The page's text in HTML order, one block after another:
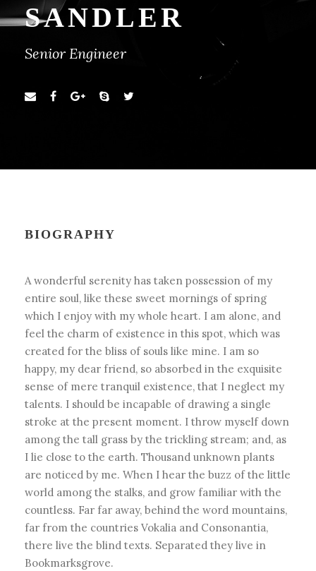
SANDLER
Senior Engineer
BIOGRAPHY
A wonderful serenity has taken possession of my
entire soul, like these sweet mornings of spring
which I enjoy with my whole heart. I am alone, and
feel the charm of existence in this spot, which was
created for the bliss of souls like mine. I am so
happy, my dear friend, so absorbed in the exquisite
sense of mere tranquil existence, that I neglect my
talents. I should be incapable of drawing a single
stroke at the present moment. I throw myself down
among the tall grass by the trickling stream; and, as
I lie close to the earth. Thousand unknown plants
are noticed by me. When I hear the buzz of the little
world among the stalks, and grow familiar with the
countless. Far far away, behind the word mountains,
far from the countries Vokalia and Consonantia,
there live the blind texts. Separated they live in
Bookmarksgrove.